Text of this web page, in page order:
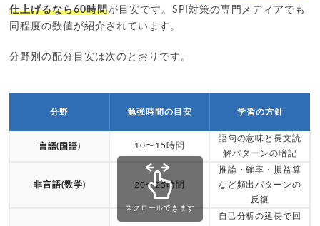
仕上げるなら60時間が目安です。SPI対策の専門メディアでも
同程度の数値が紹介されています。
分野別の配分目安は次のとおりです。
分野 勉強時間の目安 学習の方針
言語(国語) 10〜15時間
語句の意味と長文読
解パターンの暗記
非言語(数学) 20〜25時間
推論・確率・損益算
など頻出パターンの
反復
自己分析の延長で回
スクロールできます